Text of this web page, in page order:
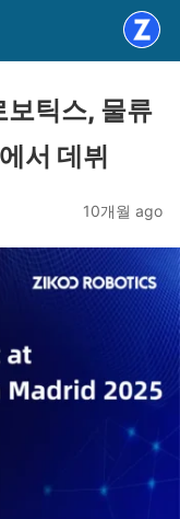
보틱스, 물류
서 데뷔
10개월 ago